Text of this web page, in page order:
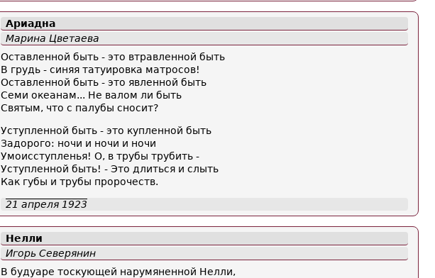
Ариадна
Марина Цветаева
Оставленной быть - это втравленной быть
В грудь - синяя татуировка матросов!
Оставленной быть - это явленной быть
Семи океанам... Не валом ли быть
Святым, что с палубы сносит?
Уступленной быть - это купленной быть
Задорого: ночи и ночи и ночи
Умоисступленья! О, в трубы трубить -
Уступленной быть! - Это длиться и слыть
Как губы и трубы пророчеств.
21 апреля 1923
Нелли
Игорь Северянин
В будуаре тоскующей нарумяненной Нелли,